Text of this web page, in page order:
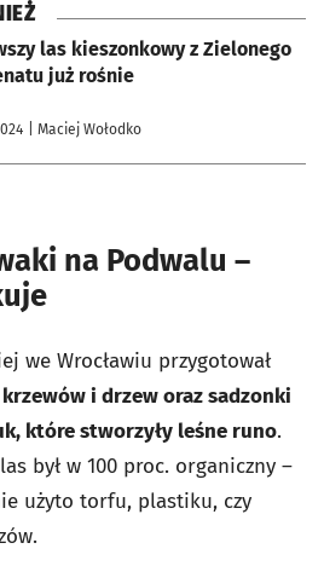
las kieszonkowy z Zielonego
już rośnie
| Maciej Wołodko
na Podwalu –
we Wrocławiu przygotował
i drzew oraz sadzonki
które stworzyły leśne runo.
był w 100 proc. organiczny –
użyto torfu, plastiku, czy